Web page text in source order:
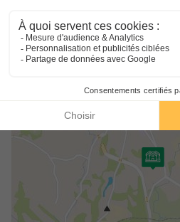
pétanque ainsi qu'un terrain
Du côté des services, vous